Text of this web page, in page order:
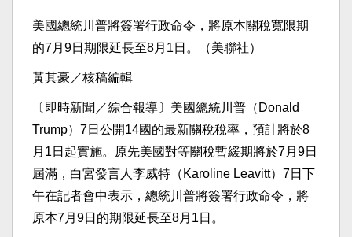
美國總統川普將簽署行政命令，將原本關稅寬限期
的7月9日期限延長至8月1日。（美聯社）
黃其豪／核稿編輯
〔即時新聞／綜合報導〕美國總統川普（Donald
Trump）7日公開14國的最新關稅稅率，預計將於8
月1日起實施。原先美國對等關稅暫緩期將於7月9日
屆滿，白宮發言人李威特（Karoline Leavitt）7日下
午在記者會中表示，總統川普將簽署行政命令，將
原本7月9日的期限延長至8月1日。